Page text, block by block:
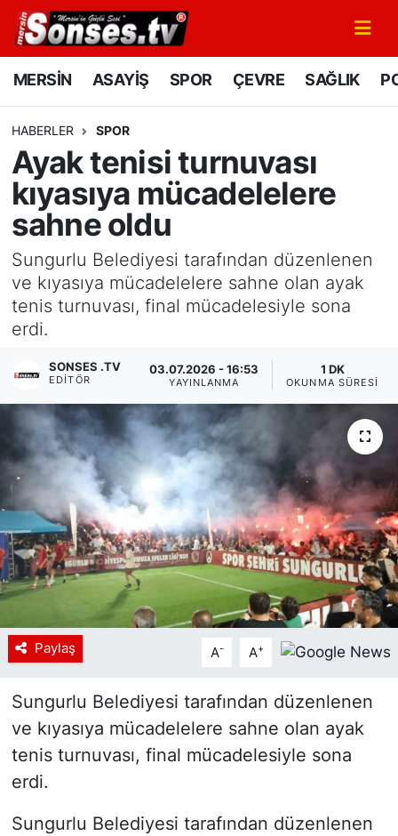
MERSİN ASAYİŞ SPOR ÇEVRE SAĞLIK
HABERLER SPOR
Ayak tenisi turnuvası
kıyasıya mücadelelere
sahne oldu
Sungurlu Belediyesi tarafından düzenlenen
ve kıyasıya mücadelelere sahne olan ayak
tenis turnuvası, final mücadelesiyle sona
erdi.
SONSES .TV
EDITÖR
03.07.2026 - 16:53
YAYINLANMA
1 DK
OKUNMA SÜRESI
Paylaş A- A+
Sungurlu Belediyesi tarafından düzenlenen
ve kıyasıya mücadelelere sahne olan ayak
tenis turnuvası, final mücadelesiyle sona
erdi.
Sungurlu Belediyesi tarafından düzenlenen
MERSİN
SPOR
GÜNÜN MANŞETİ
DÜNYA
KÜLTÜR - SANAT
SAĞLIK
Siyaset
YEREL HABER
Haberde insan
Tanıtım
Mersin Nöbetçi Eczaneler
Mersin Namaz Vakitleri
Mersin Trafik Yoğunluk Haritası
Süper Lig Puan Durumu ve Fikstür
Tüm Manşetler
Haber Arşivi